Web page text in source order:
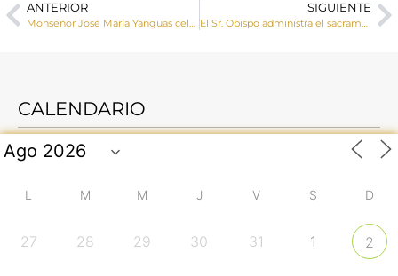
ANTERIOR
Monseñor José María Yanguas celebra una misa solemne en Osa de la Vega con motivo de la Fiesta en honor al Santo Rostro
SIGUIENTE
El Sr. Obispo administra el sacramento de la Confirmación a un grupo de jóvenes de Villar de Domingo García
CALENDARIO
L M M J V S D
27 28 29 30 31 1 2